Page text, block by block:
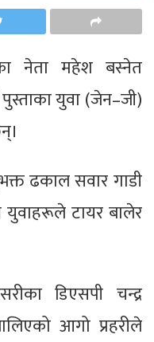
नेता महेश बस्नेत
युवा (जेन–जी)
ढकाल सवार गाडी
टायर बालेर
डिएसपी चन्द्र
आगो प्रहरीले